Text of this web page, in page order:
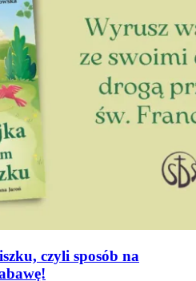
czyli sposób na